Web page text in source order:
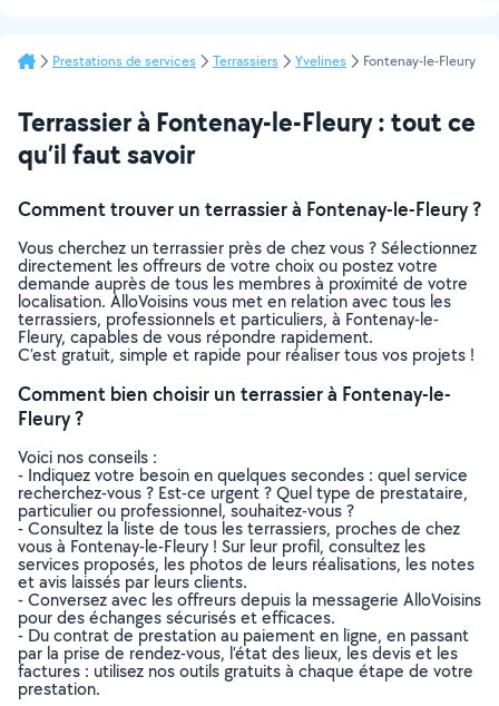
Prestations de services Terrassiers Yvelines Fontenay-le-Fleury
Terrassier à Fontenay-le-Fleury : tout ce
qu’il faut savoir
Comment trouver un terrassier à Fontenay-le-Fleury ?
Vous cherchez un terrassier près de chez vous ? Sélectionnez
directement les offreurs de votre choix ou postez votre
demande auprès de tous les membres à proximité de votre
localisation. AlloVoisins vous met en relation avec tous les
terrassiers, professionnels et particuliers, à Fontenay-le-
Fleury, capables de vous répondre rapidement.
C’est gratuit, simple et rapide pour réaliser tous vos projets !
Comment bien choisir un terrassier à Fontenay-le-
Fleury ?
Voici nos conseils :
- Indiquez votre besoin en quelques secondes : quel service
recherchez-vous ? Est-ce urgent ? Quel type de prestataire,
particulier ou professionnel, souhaitez-vous ?
- Consultez la liste de tous les terrassiers, proches de chez
vous à Fontenay-le-Fleury ! Sur leur profil, consultez les
services proposés, les photos de leurs réalisations, les notes
et avis laissés par leurs clients.
- Conversez avec les offreurs depuis la messagerie AlloVoisins
pour des échanges sécurisés et efficaces.
- Du contrat de prestation au paiement en ligne, en passant
par la prise de rendez-vous, l’état des lieux, les devis et les
factures : utilisez nos outils gratuits à chaque étape de votre
prestation.